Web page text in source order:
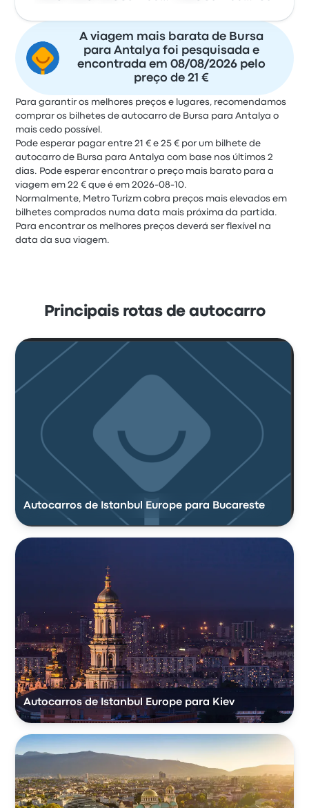
A viagem mais barata de Bursa
para Antalya foi pesquisada e
encontrada em 08/08/2026 pelo
preço de 21 €
Para garantir os melhores preços e lugares, recomendamos
comprar os bilhetes de autocarro de Bursa para Antalya o
mais cedo possível.
Pode esperar pagar entre 21 € e 25 € por um bilhete de
autocarro de Bursa para Antalya com base nos últimos 2
dias. Pode esperar encontrar o preço mais barato para a
viagem em 22 € que é em 2026-08-10.
Normalmente, Metro Turizm cobra preços mais elevados em
bilhetes comprados numa data mais próxima da partida.
Para encontrar os melhores preços deverá ser flexível na
data da sua viagem.
Principais rotas de autocarro
Autocarros de Istanbul Europe para Bucareste
Autocarros de Istanbul Europe para Kiev